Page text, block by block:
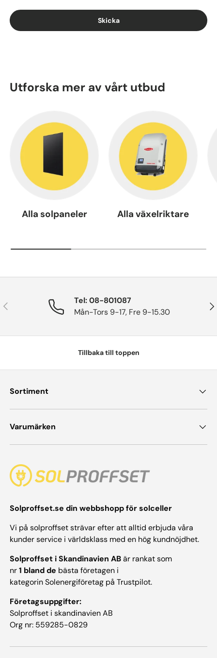
Skicka
Utforska mer av vårt utbud
Alla solpaneler Alla växelriktare
Tidigare
Tel: 08-801087
Mån-Tors 9-17, Fre 9-15.30
Tillbaka till toppen
Sortiment
Varumärken
Solproffset.se din webbshopp för solceller
Vi på solproffset strävar efter att alltid erbjuda våra
kunder service i världsklass med en hög kundnöjdhet.
Solproffset i Skandinavien ABär rankat som
nr1 bland de bästa företagen i
kategorin Solenergiföretag på Trustpilot.
Företagsuppgifter:
Solproffset i skandinavien AB
Org nr: 559285-0829